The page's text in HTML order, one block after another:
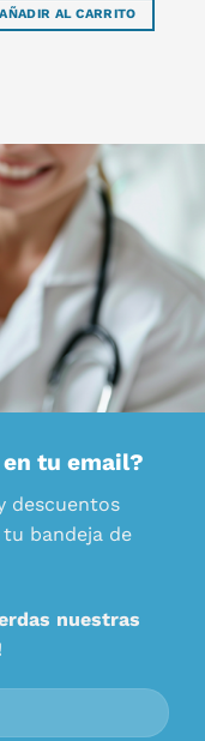
AÑADIR AL CARRITO
tu email?
descuentos
bandeja de
nuestras